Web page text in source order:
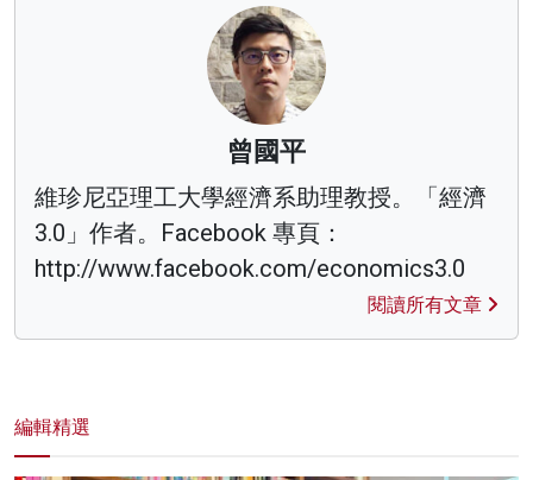
曾國平
維珍尼亞理工大學經濟系助理教授。「經濟
3.0」作者。Facebook 專頁：
http://www.facebook.com/economics3.0
閱讀所有文章
編輯精選